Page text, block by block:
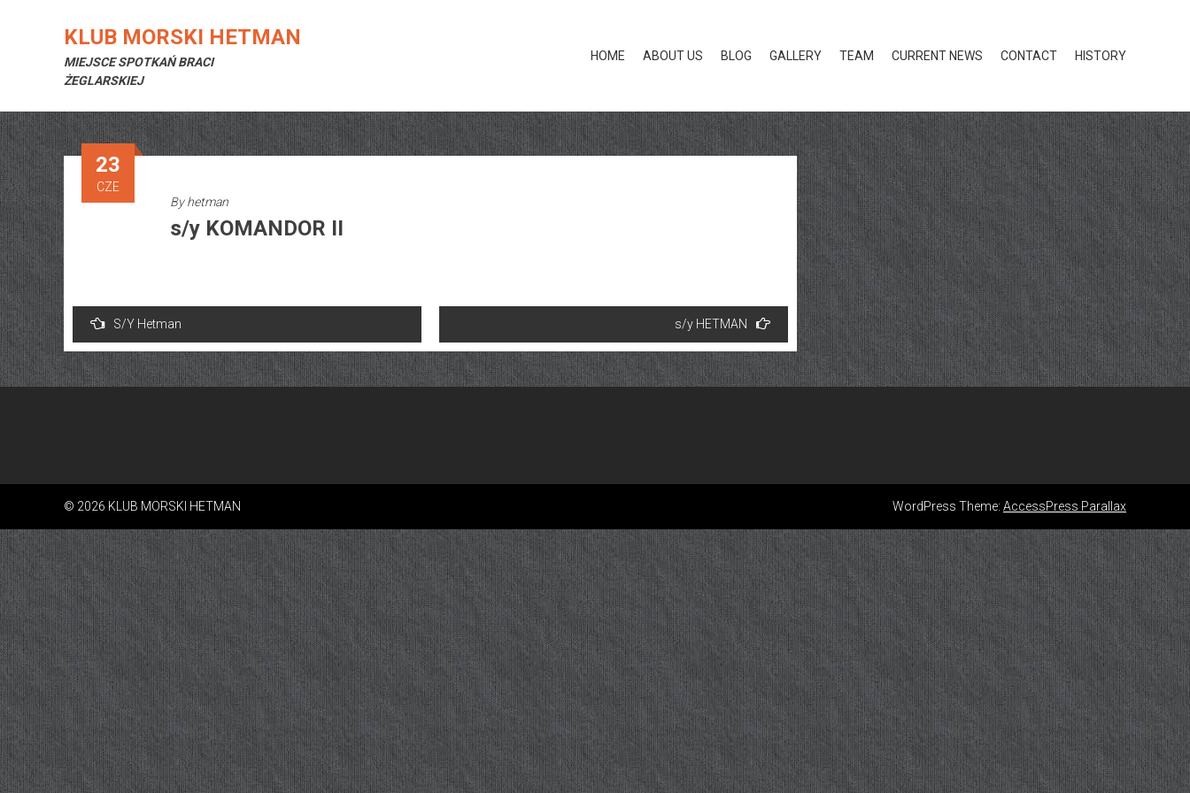
KLUB MORSKI HETMAN
MIEJSCE SPOTKAŃ BRACI
ŻEGLARSKIEJ
HOME ABOUT US BLOG GALLERY TEAM CURRENT NEWS CONTACT HISTORY
23
CZE
Byhetman
s/y KOMANDOR II
Nawigacja
wpisu
S/Y Hetman s/y HETMAN
© 2026 KLUB MORSKI HETMAN WordPress Theme: AccessPress Parallax